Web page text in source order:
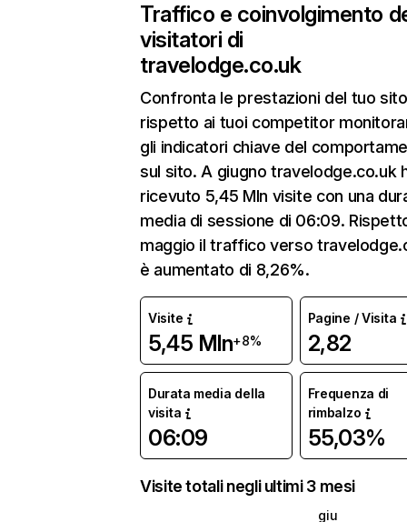
Traffico e coinvolgimento
visitatori di
travelodge.co.uk
Confronta le prestazioni del tuo
rispetto ai tuoi competitor
gli indicatori chiave del
sul sito. A giugno travelodge.co.uk
ricevuto 5,45 Mln visite con una
media di sessione di 06:09.
maggio il traffico verso
è aumentato di 8,26%.
Visite
5,45 Mln+8%
Pagine / Visita
2,82
Durata media della
visita
06:09
Frequenza di
rimbalzo
55,03%
Visite totali negli ultimi 3 mesi
giu